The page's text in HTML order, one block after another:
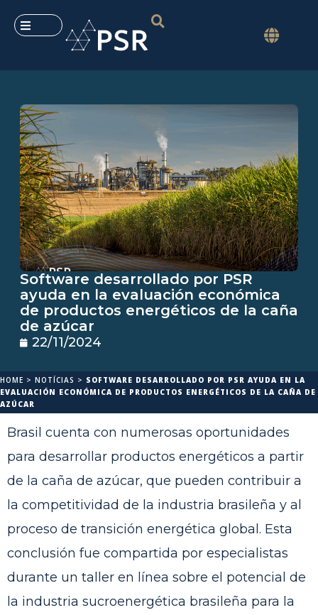
Software desarrollado por PSR
ayuda en la evaluación económica
de productos energéticos de la caña
de azúcar
22/11/2024
HOME > NOTÍCIAS > SOFTWARE DESARROLLADO POR PSR AYUDA EN LA
EVALUACIÓN ECONÓMICA DE PRODUCTOS ENERGÉTICOS DE LA CAÑA DE
AZÚCAR
Brasil cuenta con numerosas oportunidades
para desarrollar productos energéticos a partir
de la caña de azúcar, que pueden contribuir a
la competitividad de la industria brasileña y al
proceso de transición energética global. Esta
conclusión fue compartida por especialistas
durante un taller en línea sobre el potencial de
la industria sucroenergética brasileña para la